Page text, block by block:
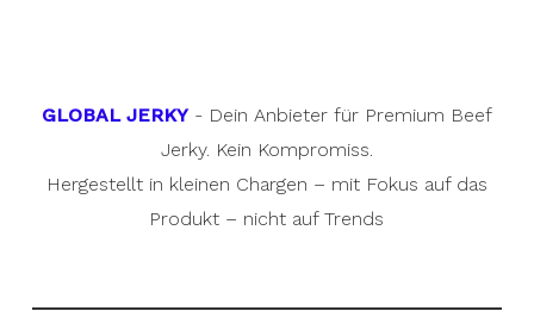
GLOBAL JERKY- Dein Anbieter für Premium Beef
Jerky. Kein Kompromiss.
Hergestellt in kleinen Chargen – mit Fokus auf das
Produkt – nicht auf Trends